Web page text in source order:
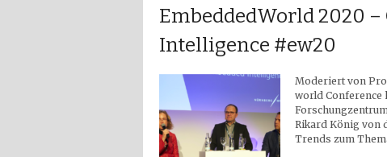
Die
Messe
#ew20
EmbeddedWorld 2020
Intelligence #ew20
Moderiert von
world Conference
Rikard König von
Trends zum